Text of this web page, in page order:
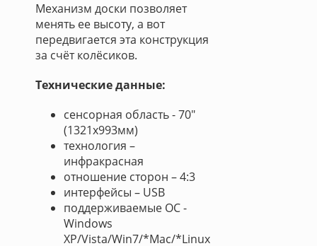
Механизм доски позволяет
менять ее высоту, а вот
передвигается эта конструкция
за счёт колёсиков.
Технические данные:
сенсорная область - 70"
(1321х993мм)
технология –
инфракрасная
отношение сторон – 4:3
интерфейсы – USB
поддерживаемые ОС -
Windows
XP/Vista/Win7/*Mac/*Linux